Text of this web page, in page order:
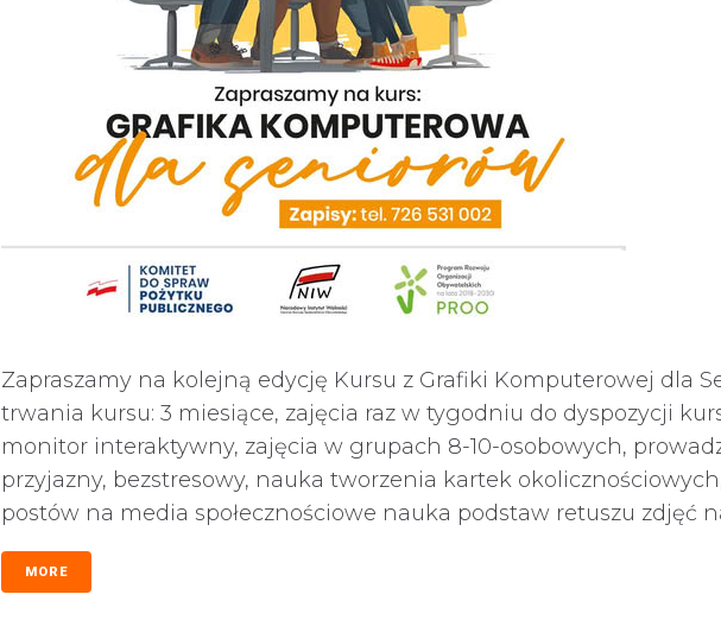
Zapraszamy na kolejną edycję Kursu z Grafiki Komputerowej dla
trwania kursu: 3 miesiące, zajęcia raz w tygodniu do dyspozycji
monitor interaktywny, zajęcia w grupach 8-10-osobowych,
przyjazny, bezstresowy, nauka tworzenia kartek
postów na media społecznościowe nauka podstaw retuszu zdjęć
MORE